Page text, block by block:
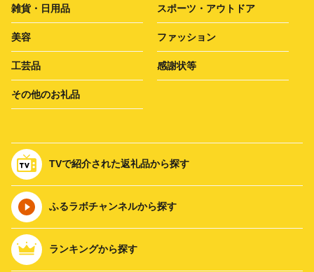
雑貨・日用品 スポーツ・アウトドア
美容 ファッション
工芸品 感謝状等
その他のお礼品
TVで紹介された返礼品から探す
ふるラボチャンネルから探す
ランキングから探す